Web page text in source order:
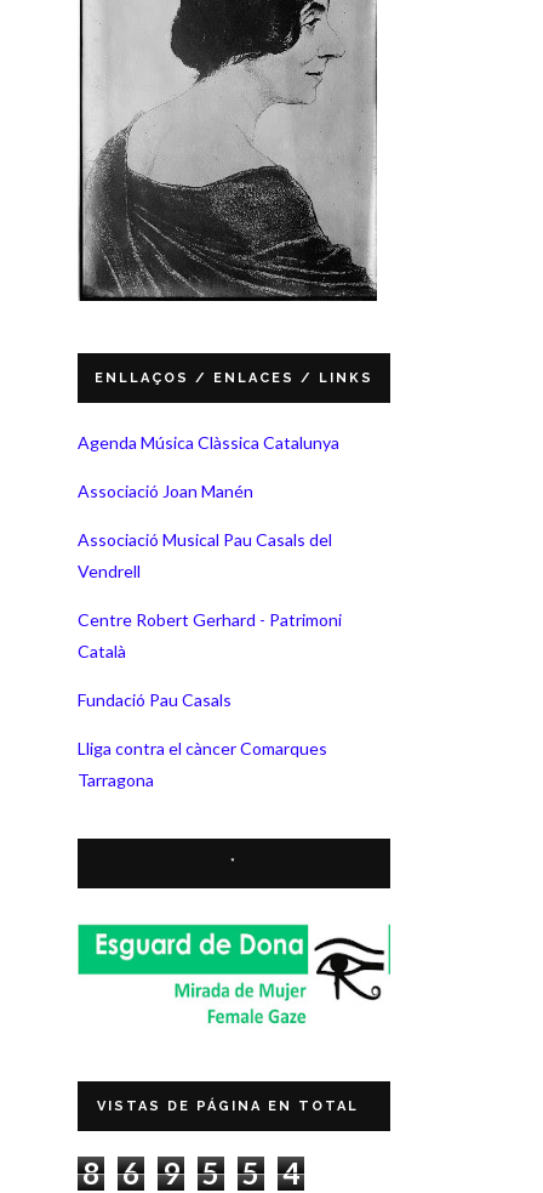
ENLLAÇOS / ENLACES / LINKS
Agenda Música Clàssica Catalunya
Associació Joan Manén
Associació Musical Pau Casals del
Vendrell
Centre Robert Gerhard - Patrimoni
Català
Fundació Pau Casals
Lliga contra el càncer Comarques
Tarragona
*
VISTAS DE PÁGINA EN TOTAL
8 6 9 5 5 4